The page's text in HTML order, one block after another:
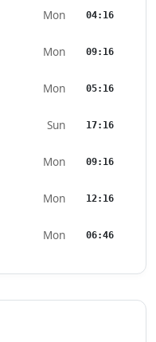
Mon 04:16
Mon 09:16
Mon 05:16
Sun 17:16
Mon 09:16
Mon 12:16
Mon 06:46